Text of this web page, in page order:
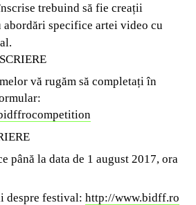
trebuind să fie creații
abordări specifice artei video cu
vă rugăm să completați în
până la data de 1 august 2017, ora
despre festival: http://www.bidff.ro